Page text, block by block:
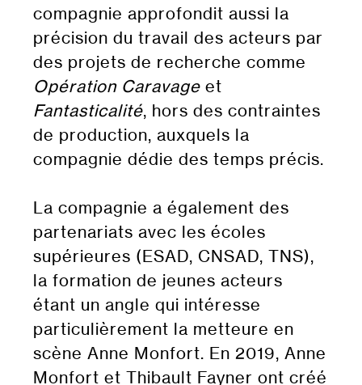
compagnie approfondit aussi la
précision du travail des acteurs par
des projets de recherche comme
Opération Caravage et
Fantasticalité, hors des contraintes
de production, auxquels la
compagnie dédie des temps précis.
La compagnie a également des
partenariats avec les écoles
supérieures (ESAD, CNSAD, TNS),
la formation de jeunes acteurs
étant un angle qui intéresse
particulièrement la metteure en
scène Anne Monfort. En 2019, Anne
Monfort et Thibault Fayner ont créé